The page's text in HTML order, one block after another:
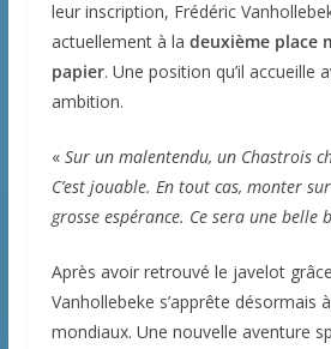
leur inscription, Frédéric
actuellement à la deuxième place
papier. Une position qu’il accueille
ambition.
« Sur un malentendu, un Chastrois
C’est jouable. En tout cas, monter
grosse espérance. Ce sera une belle
Après avoir retrouvé le javelot
Vanhollebeke s’apprête désormais
mondiaux. Une nouvelle aventure